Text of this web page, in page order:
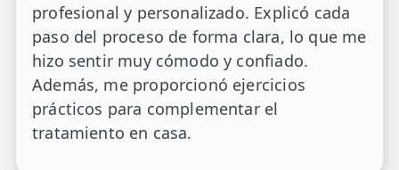
profesional y personalizado. Explicó cada
paso del proceso de forma clara, lo que me
hizo sentir muy cómodo y confiado.
Además, me proporcionó ejercicios
prácticos para complementar el
tratamiento en casa.